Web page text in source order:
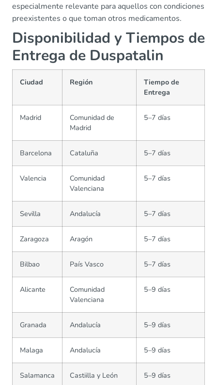
especialmente relevante para aquellos con condiciones
preexistentes o que toman otros medicamentos.
Disponibilidad y Tiempos de
Entrega de Duspatalin
Ciudad Región
Tiempo de
Entrega
Madrid
Comunidad de
Madrid
5–7 días
Barcelona Cataluña 5–7 días
Valencia
Comunidad
Valenciana
5–7 días
Sevilla Andalucía 5–7 días
Zaragoza Aragón 5–7 días
Bilbao País Vasco 5–7 días
Alicante
Comunidad
Valenciana
5–9 días
Granada Andalucía 5–9 días
Malaga Andalucía 5–9 días
Salamanca Castiilla y León 5–9 días